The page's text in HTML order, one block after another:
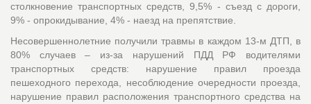
столкновение транспортных средств, 9,5% - съезд с дороги,
9% - опрокидывание, 4% - наезд на препятствие.
Несовершеннолетние получили травмы в каждом 13-м ДТП, в
80% случаев – из-за нарушений ПДД РФ водителями
транспортных средств: нарушение правил проезда
пешеходного перехода, несоблюдение очередности проезда,
нарушение правил расположения транспортного средства на